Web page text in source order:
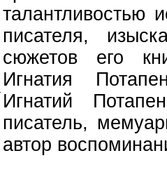
талантливостью
писателя,
сюжетов его
Игнатия
Игнатий
писатель,
автор